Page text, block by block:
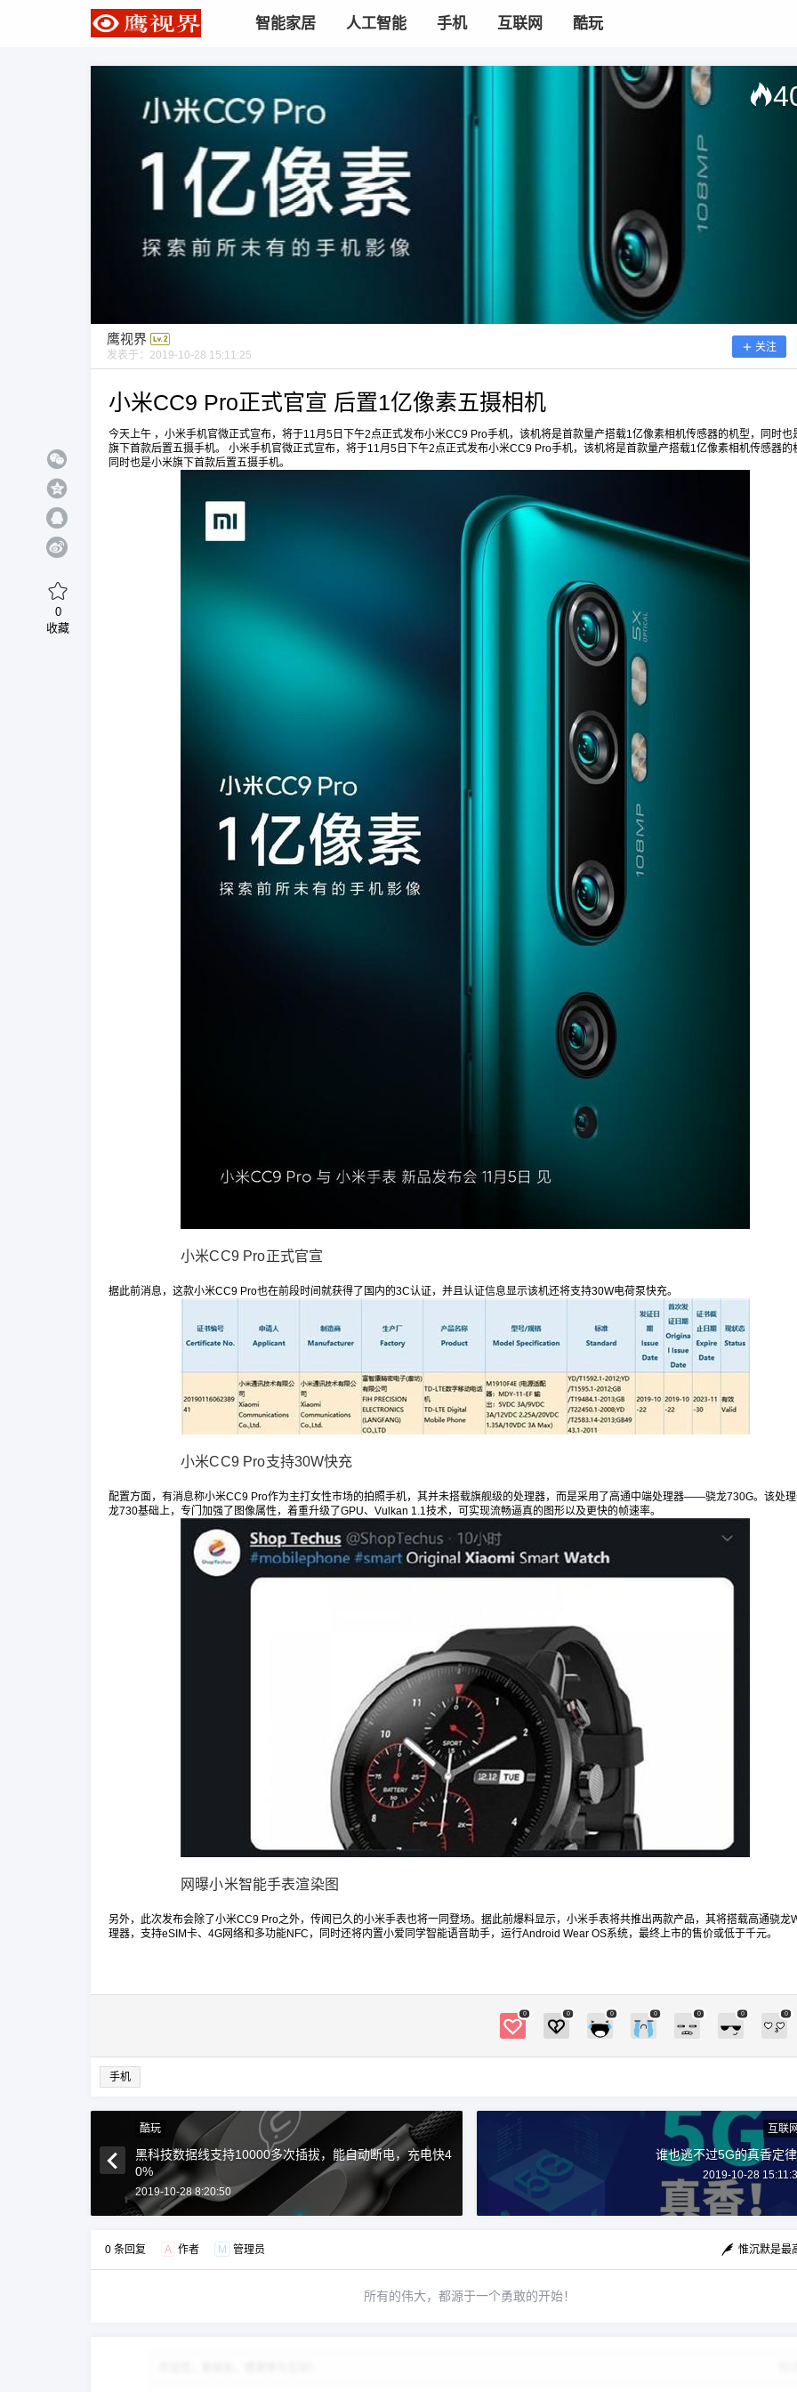
智能家居 人工智能 手机 互联网 酷玩
鹰视界
发表于： 2019-10-28 15:11:25
关注
小米CC9 Pro正式官宣 后置1亿像素五摄相机
今天上午 ，小米手机官微正式宣布，将于11月5日下午2点正式发布小米CC9 Pro手机，该机将是首款量产搭载1亿像素相机传感器的机型，同时也
旗下首款后置五摄手机。 小米手机官微正式宣布，将于11月5日下午2点正式发布小米CC9 Pro手机，该机将是首款量产搭载1亿像素相机传感器的
同时也是小米旗下首款后置五摄手机。
小米CC9 Pro正式官宣
据此前消息，这款小米CC9 Pro也在前段时间就获得了国内的3C认证，并且认证信息显示该机还将支持30W电荷泵快充。
小米CC9 Pro支持30W快充
配置方面，有消息称小米CC9 Pro作为主打女性市场的拍照手机，其并未搭载旗舰级的处理器，而是采用了高通中端处理器——骁龙730G。该处
龙730基础上，专门加强了图像属性，着重升级了GPU、Vulkan 1.1技术，可实现流畅逼真的图形以及更快的帧速率。
网曝小米智能手表渲染图
另外，此次发布会除了小米CC9 Pro之外，传闻已久的小米手表也将一同登场。据此前爆料显示，小米手表将共推出两款产品，其将搭载高通骁龙
理器，支持eSIM卡、4G网络和多功能NFC，同时还将内置小爱同学智能语音助手，运行Android Wear OS系统，最终上市的售价或低于千元。
0
收藏
0 0 0 0 0 0 0
手机
鹰视界 @ 鹰视界
小米CC9 Pro正式官宣 后置1亿
像素五摄相机
今天上午 ，小米手机官微正式宣布，将于11月5
日下午2点正式发布小米CC9 Pro手机，该机将是
式宣布，将于11月5日下午2点正式发布小米CC9
Pro手机，该机将是首款量产搭载1亿像素相机传
感器的机型，同时也是小米旗下首款后置五摄手
机。 小米CC9 Pro正式官宣 据此前消息，这款小
米CC9 Pro也在前段时间就获得了国内的3C认
快充。 小米CC9 Pro支持30W快充 配置方面，有
消息称小米CC9 Pro作为主打女性市场的拍照手
机，其并未搭载旗舰级的处理器，而是采用了高
通中端处理器——骁龙730G。该处理器在骁龙73
0基础上，专门加强了图像属性，着重升级了GP
U、Vulkan 1.1技术，可实现流畅逼真的图形以及
更快的帧速率。 网曝小米智能手表渲染图 另外，
此次发布会除了小米CC9 Pro之外，传闻已久的
小米手表也将一同登场。据此前爆料显示，小米
手表将共推出两款产品，其将搭载高通骁龙Wear
处理器，支持eSIM卡、4G网络和多功能NFC，
0 收藏
扫描二维码继续阅读
立刻支付
¥
酷玩
黑科技数据线支持10000多次插拔，能自动断电，充电快4
0%
2019-10-28 8:20:50
互联
谁也逃不过5G的真香定
2019-10-28
0 条回复 A 作者 M 管理员 惟沉默是最
所有的伟大，都源于一个勇敢的开始！
6位以上
6位以上